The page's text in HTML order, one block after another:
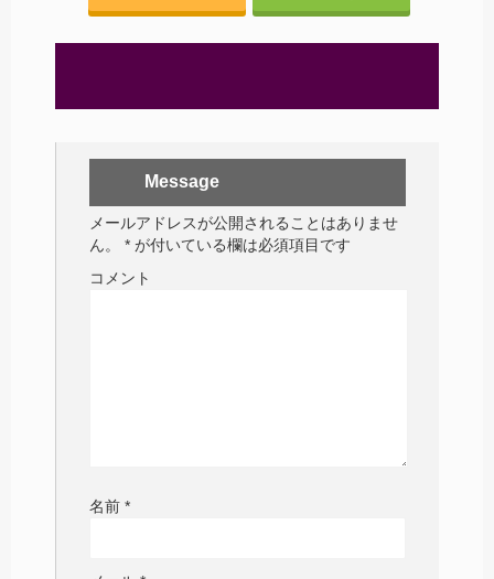
Message
メールアドレスが公開されることはありませ
ん。
* が付いている欄は必須項目です
コメント
名前 *